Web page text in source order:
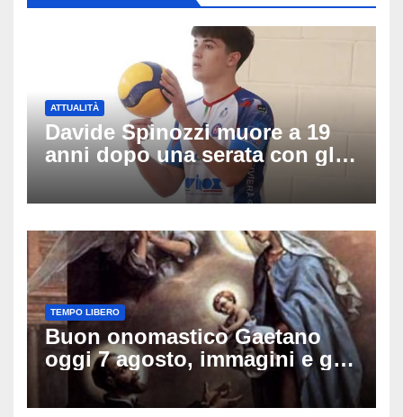
ATTUALITÀ
Davide Spinozzi muore a 19
anni dopo una serata con gli
amici: il mistero dello
schianto senza frenata
TEMPO LIBERO
Buon onomastico Gaetano
oggi 7 agosto, immagini e gif
di auguri da condividere sui
social